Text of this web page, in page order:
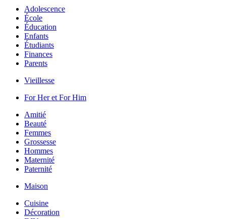
Adolescence
École
Éducation
Enfants
Étudiants
Finances
Parents
Vieillesse
For Her et For Him
Amitié
Beauté
Femmes
Grossesse
Hommes
Maternité
Paternité
Maison
Cuisine
Décoration